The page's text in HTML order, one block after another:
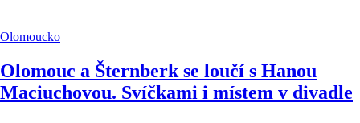
Olomoucko
Olomouc a Šternberk se loučí s Hanou
Maciuchovou. Svíčkami i místem v divadle